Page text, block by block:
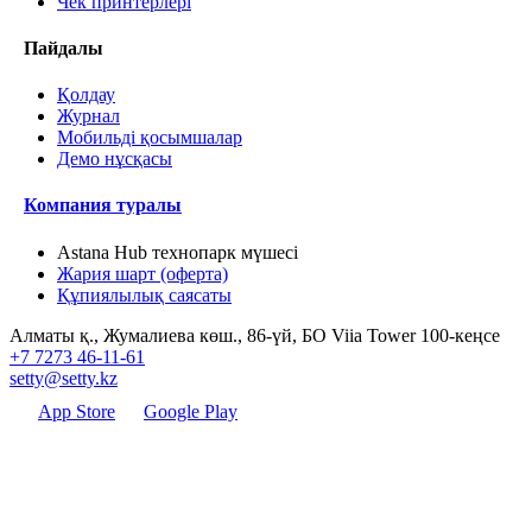
Пайдалы
Қолдау
Журнал
Мобильді қосымшалар
Демо нұсқасы
Компания туралы
Astana Hub технопарк мүшесі
Жария шарт (оферта)
Құпиялылық саясаты
Алматы қ., Жумалиева көш., 86-үй, БО Viia Tower 100-кеңсе
+7 7273 46-11-61
setty@setty.kz
App Store
Google Play